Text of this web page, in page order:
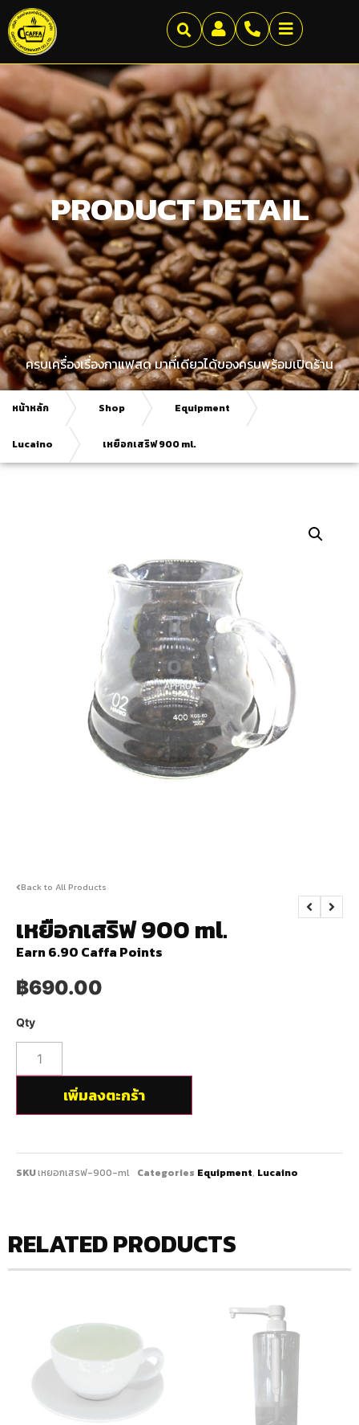
PRODUCT DETAIL
ครบเครื่องเรื่องกาแฟสด มาที่เดียวได้ของครบพร้อมเปิดร้าน
หน้าหลัก Shop Equipment
Lucaino เหยือกเสริฟ 900 ml.
Back to All Products
เหยือกเสริฟ 900 ml.
Earn 6.90 Caffa Points
฿690.00
เพิ่มลงตะกร้า
SKUเหยอกเสรฟ-900-ml Categories Equipment, Lucaino
RELATED PRODUCTS